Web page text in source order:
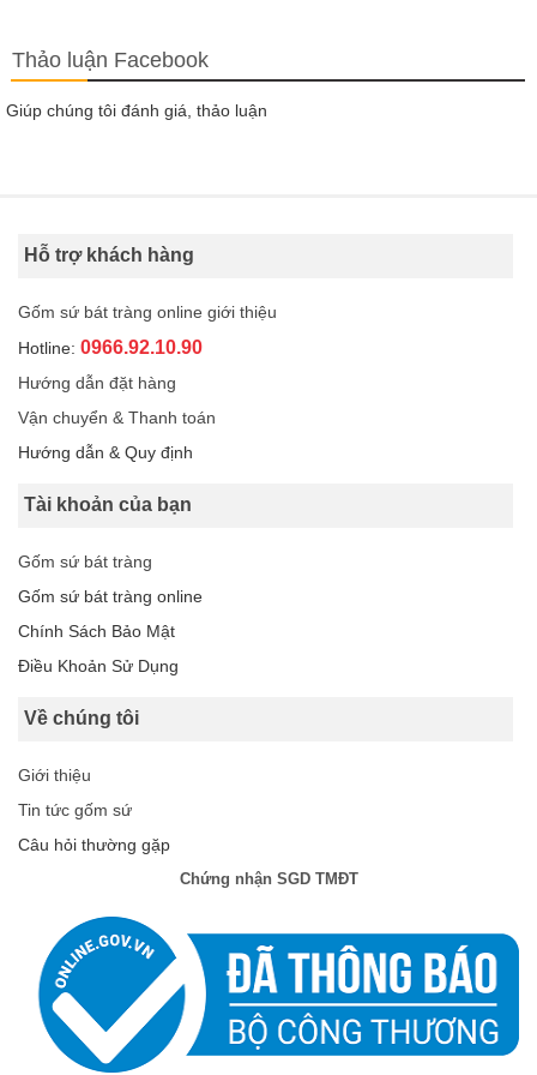
Thảo luận Facebook
Giúp chúng tôi đánh giá, thảo luận
Hỗ trợ khách hàng
Gốm sứ bát tràng online giới thiệu
Hotline: 0966.92.10.90
Hướng dẫn đặt hàng
Vận chuyển & Thanh toán
Hướng dẫn & Quy định
Tài khoản của bạn
Gốm sứ bát tràng
Gốm sứ bát tràng online
Chính Sách Bảo Mật
Điều Khoản Sử Dụng
Về chúng tôi
Giới thiệu
Tin tức gốm sứ
Câu hỏi thường gặp
Chứng nhận SGD TMĐT